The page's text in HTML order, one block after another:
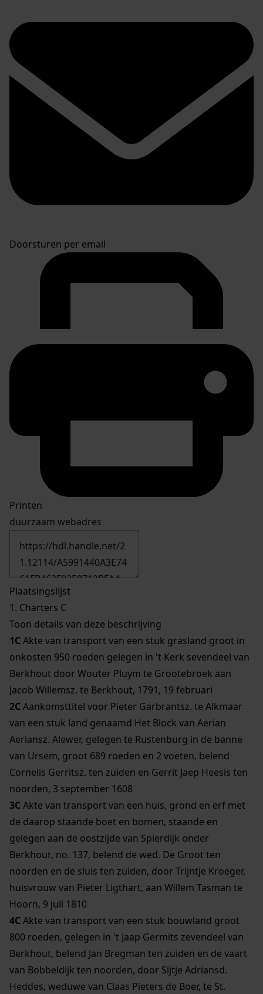
Doorsturen per email
Printen
duurzaam webadres
Plaatsingslijst
1. Charters C
Toon details van deze beschrijving
1C Akte van transport van een stuk grasland groot in
onkosten 950 roeden gelegen in 't Kerk sevendeel van
Berkhout door Wouter Pluym te Grootebroek aan
Jacob Willemsz. te Berkhout, 1791, 19 februari
2C Aankomsttitel voor Pieter Garbrantsz. te Alkmaar
van een stuk land genaamd Het Block van Aerian
Aeriansz. Alewer, gelegen te Rustenburg in de banne
van Ursem, groot 689 roeden en 2 voeten, belend
Cornelis Gerritsz. ten zuiden en Gerrit Jaep Heesis ten
noorden, 3 september 1608
3C Akte van transport van een huis, grond en erf met
de daarop staande boet en bomen, staande en
gelegen aan de oostzijde van Spierdijk onder
Berkhout, no. 137, belend de wed. De Groot ten
noorden en de sluis ten zuiden, door Trijntje Kroeger,
huisvrouw van Pieter Ligthart, aan Willem Tasman te
Hoorn, 9 juli 1810
4C Akte van transport van een stuk bouwland groot
800 roeden, gelegen in 't Jaap Germits zevendeel van
Berkhout, belend Jan Bregman ten zuiden en de vaart
van Bobbeldijk ten noorden, door Sijtje Adriansd.
Heddes, weduwe van Claas Pieters de Boer, te St.